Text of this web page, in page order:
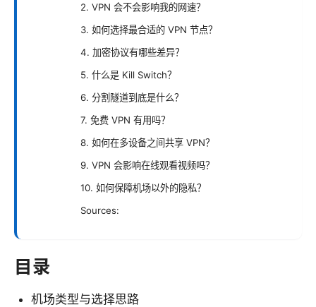
2. VPN 会不会影响我的网速？
3. 如何选择最合适的 VPN 节点？
4. 加密协议有哪些差异？
5. 什么是 Kill Switch？
6. 分割隧道到底是什么？
7. 免费 VPN 有用吗？
8. 如何在多设备之间共享 VPN？
9. VPN 会影响在线观看视频吗？
10. 如何保障机场以外的隐私？
Sources:
目录
机场类型与选择思路